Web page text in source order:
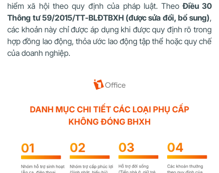
hiểm xã hội theo quy định của pháp luật. Theo Điều 30
Thông tư 59/2015/TT-BLĐTBXH (được sửa đổi, bổ sung),
các khoản này chỉ được áp dụng khi được quy định rõ trong
hợp đồng lao động, thỏa ước lao động tập thể hoặc quy chế
của doanh nghiệp.